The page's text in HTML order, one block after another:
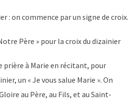
: on commence par un signe de croix.
Père » pour la croix du dizainier
prière à Marie en récitant, pour
un « Je vous salue Marie ». On
au Père, au Fils, et au Saint-